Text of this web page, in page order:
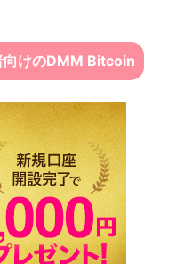
向けのDMM Bitcoin